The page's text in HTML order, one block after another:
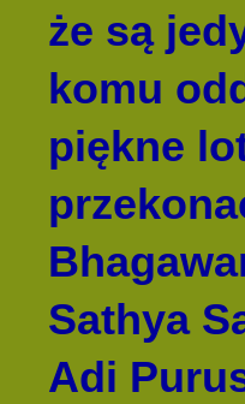
że są
komu
piękne
Sathya
Adi